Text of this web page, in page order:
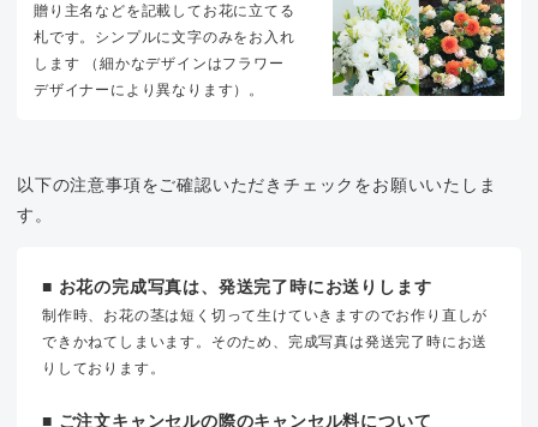
贈り主名などを記載してお花に立てる
札です。シンプルに文字のみをお入れ
します （細かなデザインはフラワー
デザイナーにより異なります）。
以下の注意事項をご確認いただきチェックをお願いいたしま
す。
■ お花の完成写真は、発送完了時にお送りします
制作時、お花の茎は短く切って生けていきますのでお作り直しが
できかねてしまいます。そのため、完成写真は発送完了時にお送
りしております。
■ ご注文キャンセルの際のキャンセル料について